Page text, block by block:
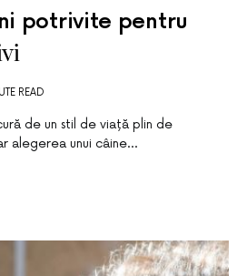
potrivite pentru
READ
de un stil de viață plin de
alegerea unui câine…